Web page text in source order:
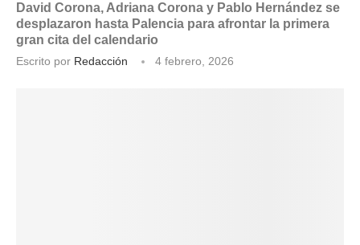
David Corona, Adriana Corona y Pablo Hernández se
desplazaron hasta Palencia para afrontar la primera
gran cita del calendario
Escrito por Redacción 4 febrero, 2026